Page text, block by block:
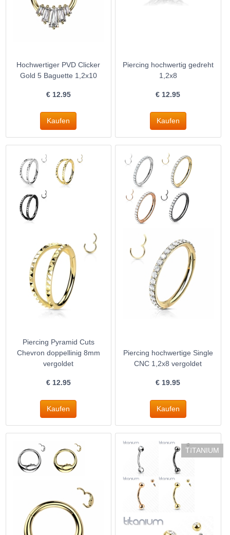
Hochwertiger PVD Clicker
Gold 5 Baguette 1,2x10
€ 12.95
Piercing hochwertig gedreht
1,2x8
€ 12.95
Piercing Pyramid Cuts
Chevron doppellinig 8mm
vergoldet
€ 12.95
Piercing hochwertige Single
CNC 1,2x8 vergoldet
€ 19.95
TITANIUM